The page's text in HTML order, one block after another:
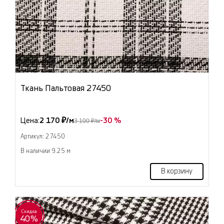
Ткань Пальтовая 27450
Цена:2 170 ₽/м3 100 ₽/м-30 %
Артикул: 27450
В наличии 9.25 м
В корзину
Скидка
40%